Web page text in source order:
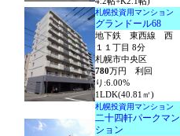
札幌投資用マンション
グランドール68
地下鉄 東西線 西
１１丁目 8分
札幌市中央区
780万円 利回
り:6.00%
1LDK(40.81㎡)
札幌投資用マンション
二十四軒パークマン
ション